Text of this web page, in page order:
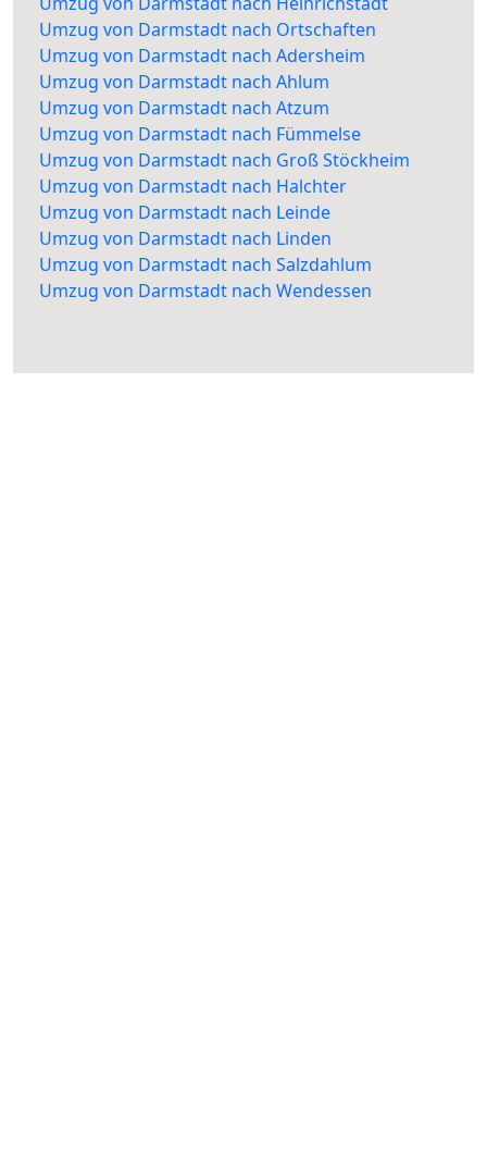
Umzug von Darmstadt nach Ortschaften
Umzug von Darmstadt nach Adersheim
Umzug von Darmstadt nach Ahlum
Umzug von Darmstadt nach Atzum
Umzug von Darmstadt nach Fümmelse
Umzug von Darmstadt nach Groß Stöckheim
Umzug von Darmstadt nach Halchter
Umzug von Darmstadt nach Leinde
Umzug von Darmstadt nach Linden
Umzug von Darmstadt nach Salzdahlum
Umzug von Darmstadt nach Wendessen